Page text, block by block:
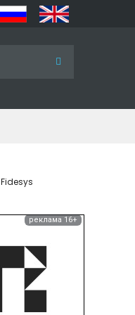
Fidesys
реклама 16+